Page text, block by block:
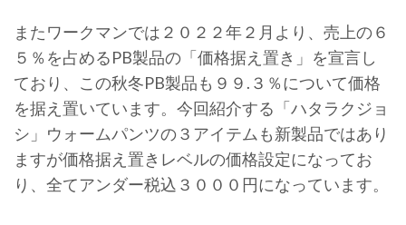
またワークマンでは２０２２年２月より、売上の６
５％を占めるPB製品の「価格据え置き」を宣言し
ており、この秋冬PB製品も９９.３％について価格
を据え置いています。今回紹介する「ハタラクジョ
シ」ウォームパンツの３アイテムも新製品ではあり
ますが価格据え置きレベルの価格設定になってお
り、全てアンダー税込３０００円になっています。